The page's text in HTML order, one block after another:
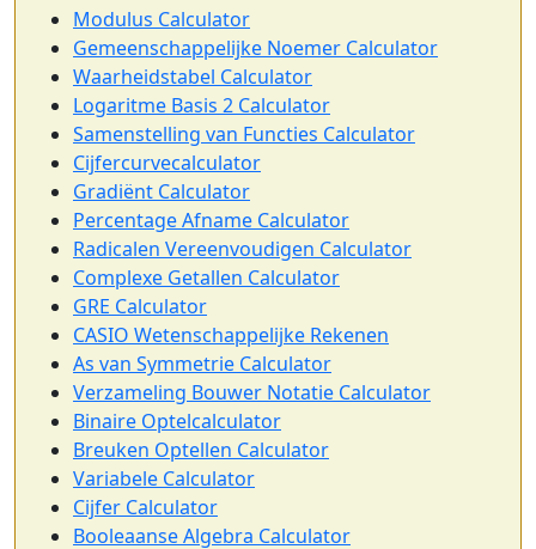
Modulus Calculator
Gemeenschappelijke Noemer Calculator
Waarheidstabel Calculator
Logaritme Basis 2 Calculator
Samenstelling van Functies Calculator
Cijfercurvecalculator
Gradiënt Calculator
Percentage Afname Calculator
Radicalen Vereenvoudigen Calculator
Complexe Getallen Calculator
GRE Calculator
CASIO Wetenschappelijke Rekenen
As van Symmetrie Calculator
Verzameling Bouwer Notatie Calculator
Binaire Optelcalculator
Breuken Optellen Calculator
Variabele Calculator
Cijfer Calculator
Booleaanse Algebra Calculator